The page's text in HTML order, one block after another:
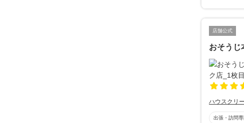
店舗公式
おそう
ハウスクリ
出張・訪問専